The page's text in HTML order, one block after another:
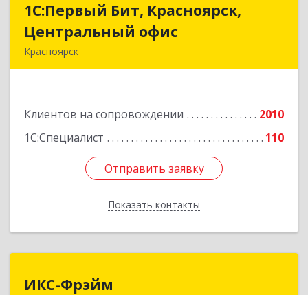
1С:Первый Бит, Красноярск,
Центральный офис
Красноярск
Клиентов на сопровождении
2010
1С:Специалист
110
Отправить заявку
Показать контакты
1С:Первый Бит, Красноярск,
Центральный офис
Подробнее
Отправить заявку
Назад
ИКС-Фрэйм